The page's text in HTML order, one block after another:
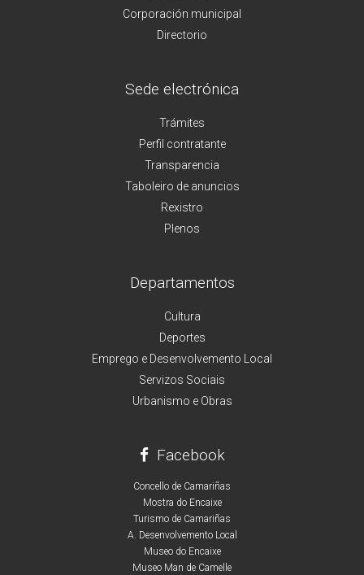
Corporación municipal
Directorio
Sede electrónica
Trámites
Perfil contratante
Transparencia
Taboleiro de anuncios
Rexistro
Plenos
Departamentos
Cultura
Deportes
Emprego e Desenvolvemento Local
Servizos Sociais
Urbanismo e Obras
Facebook
Concello de Camariñas
Mostra do Encaixe
Turismo de Camariñas
A. Desenvolvemento Local
Museo do Encaixe
Museo Man de Camelle